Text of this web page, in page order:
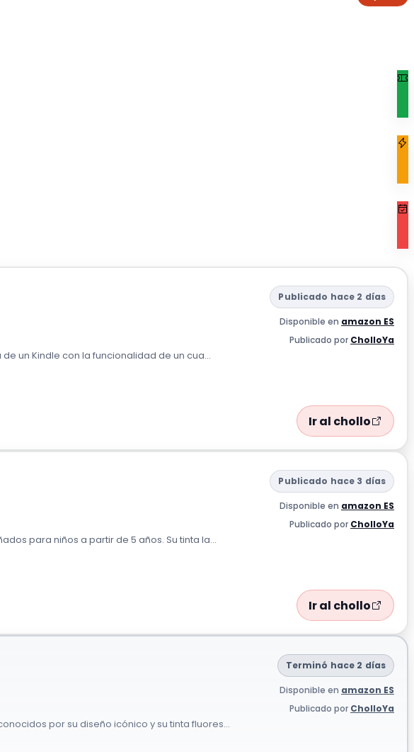
Publicado hace 2 días
Disponible en amazon ES
Publicado por CholloYa
un Kindle con la funcionalidad de un cua...
Ir al chollo
Publicado hace 3 días
Disponible en amazon ES
Publicado por CholloYa
para niños a partir de 5 años. Su tinta la...
Ir al chollo
Terminó hace 2 días
Disponible en amazon ES
Publicado por CholloYa
por su diseño icónico y su tinta fluores...